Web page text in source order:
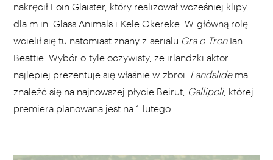
nakręcił Eoin Glaister, który realizował wcześniej klipy
dla m.in. Glass Animals i Kele Okereke. W główną rolę
wcielił się tu natomiast znany z serialu Gra o TronIan
Beattie. Wybór o tyle oczywisty, że irlandzki aktor
najlepiej prezentuje się właśnie w zbroi. Landslide ma
znaleźć się na najnowszej płycie Beirut, Gallipoli, której
premiera planowana jest na 1 lutego.